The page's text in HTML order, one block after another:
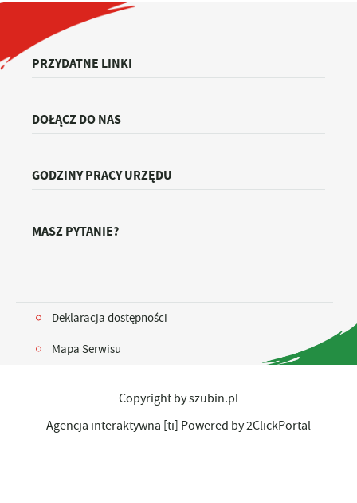
PRZYDATNE LINKI
DOŁĄCZ DO NAS
GODZINY PRACY URZĘDU
MASZ PYTANIE?
Deklaracja dostępności
Mapa Serwisu
Copyright by szubin.pl
Agencja interaktywna [ti] Powered by2ClickPortal